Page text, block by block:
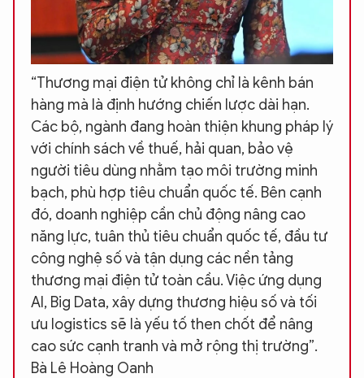
“Thương mại điện tử không chỉ là kênh bán
hàng mà là định hướng chiến lược dài hạn.
Các bộ, ngành đang hoàn thiện khung pháp lý
với chính sách về thuế, hải quan, bảo vệ
người tiêu dùng nhằm tạo môi trường minh
bạch, phù hợp tiêu chuẩn quốc tế. Bên cạnh
đó, doanh nghiệp cần chủ động nâng cao
năng lực, tuân thủ tiêu chuẩn quốc tế, đầu tư
công nghệ số và tận dụng các nền tảng
thương mại điện tử toàn cầu. Việc ứng dụng
AI, Big Data, xây dựng thương hiệu số và tối
ưu logistics sẽ là yếu tố then chốt để nâng
cao sức cạnh tranh và mở rộng thị trường”.
Bà Lê Hoàng Oanh